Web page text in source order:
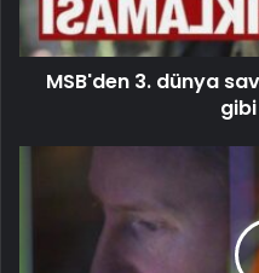
MSB'den 3. dünya